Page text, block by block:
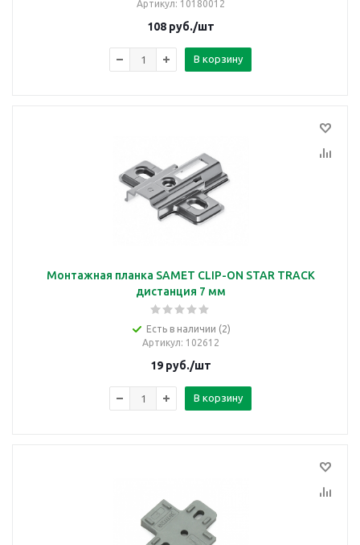
Артикул: 10180012
108руб./шт
В корзину
Монтажная планка SAMET CLIP-ON STAR TRACK
дистанция 7 мм
Есть в наличии (2)
Артикул: 102612
19руб./шт
В корзину